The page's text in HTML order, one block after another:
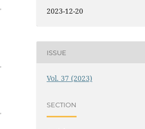
2023-12-20
ISSUE
Vol. 37 (2023)
SECTION